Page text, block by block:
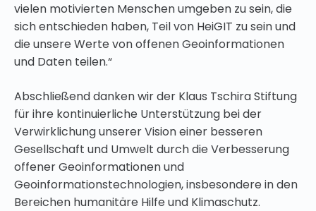
vielen motivierten Menschen umgeben zu sein, die
sich entschieden haben, Teil von HeiGIT zu sein und
die unsere Werte von offenen Geoinformationen
und Daten teilen.“
Abschließend danken wir der Klaus Tschira Stiftung
für ihre kontinuierliche Unterstützung bei der
Verwirklichung unserer Vision einer besseren
Gesellschaft und Umwelt durch die Verbesserung
offener Geoinformationen und
Geoinformationstechnologien, insbesondere in den
Bereichen humanitäre Hilfe und Klimaschutz.